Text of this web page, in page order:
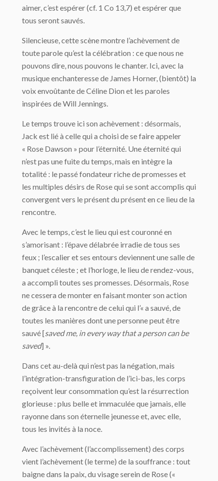
aimer, c’est espérer (cf. 1 Co 13,7) et espérer que
tous seront sauvés.
Silencieuse, cette scène montre l’achèvement de
toute parole qu’est la célébration : ce que nous ne
pouvons dire, nous pouvons le chanter. Ici, avec la
musique enchanteresse de James Horner, (bientôt) la
voix envoûtante de Céline Dion et les paroles
inspirées de Will Jennings.
Le temps trouve ici son achèvement : désormais,
Jack est lié à celle qui a choisi de se faire appeler
« Rose Dawson » pour l’éternité. Une éternité qui
n’est pas une fuite du temps, mais en intègre la
totalité : le passé fondateur riche de promesses et
les multiples désirs de Rose qui se sont accomplis qui
convergent vers le présent du présent en ce lieu de la
rencontre.
Avec le temps, c’est le lieu qui est couronné en
s’amorisant : l’épave délabrée irradie de tous ses
feux ; l’escalier et ses entours deviennent une salle de
banquet céleste ; et l’horloge, le lieu de rendez-vous,
a accompli toutes ses promesses. Désormais, Rose
ne cessera de monter en faisant monter son action
de grâce à la rencontre de celui qui l’« a sauvé, de
toutes les manières dont une personne peut être
sauvé [saved me, in every way that a person can be
saved] ».
Dans cet au-delà qui n’est pas la négation, mais
l’intégration-transfiguration de l’ici-bas, les corps
reçoivent leur consommation qu’est la résurrection
glorieuse : plus belle et immaculée que jamais, elle
rayonne dans son éternelle jeunesse et, avec elle,
tous les invités à la noce.
Avec l’achèvement (l’accomplissement) des corps
vient l’achèvement (le terme) de la souffrance : tout
baigne dans la paix, du visage serein de Rose («